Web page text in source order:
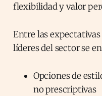
flexibilidad y valor
Entre las
líderes del sector se
Opciones de
no prescriptivas